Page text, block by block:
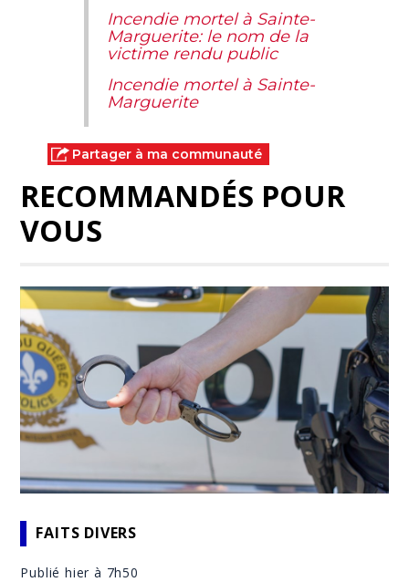
Incendie mortel à Sainte-
Marguerite: le nom de la
victime rendu public
Incendie mortel à Sainte-
Marguerite
Partager à ma communauté
RECOMMANDÉS POUR
VOUS
FAITS DIVERS
Publié hier à 7h50